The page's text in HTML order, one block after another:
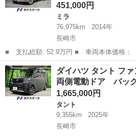
451,000円
ミラ
76,975km
2014年
長崎市
■ 支払総額: 52.9万円 ■ 車両本体価格： 451,000 円 ■ メーカー
名： ダイハツ ■ 車種名： ミラココア
プラスＸ 禁煙車 スマートキー ＥＴ
パワーウィン...
長崎 長崎市 ミラ
ダイハツ タント フ
両側電動ドア バッ
1,665,000円
タント
9,355km
2025年
長崎市